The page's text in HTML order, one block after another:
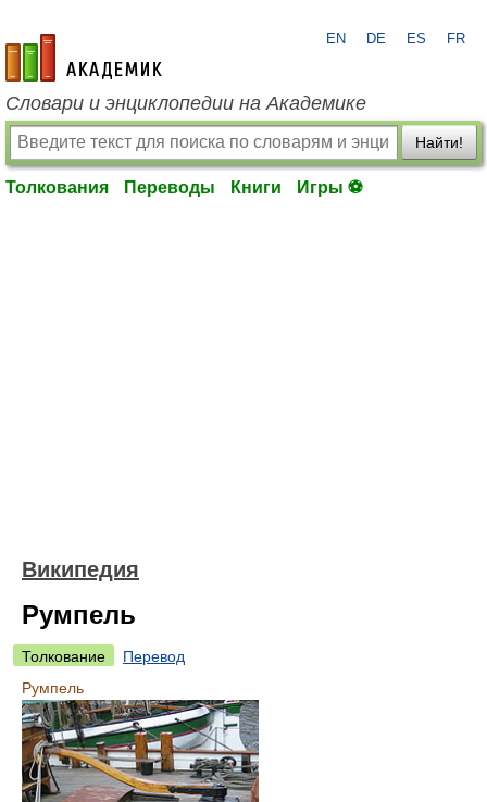
academic.ru
EN DE ES FR
Словари и энциклопедии на Академике
Найти!
Толкования Переводы Книги Игры ⚽
Википедия
Румпель
Толкование
Перевод
Румпель